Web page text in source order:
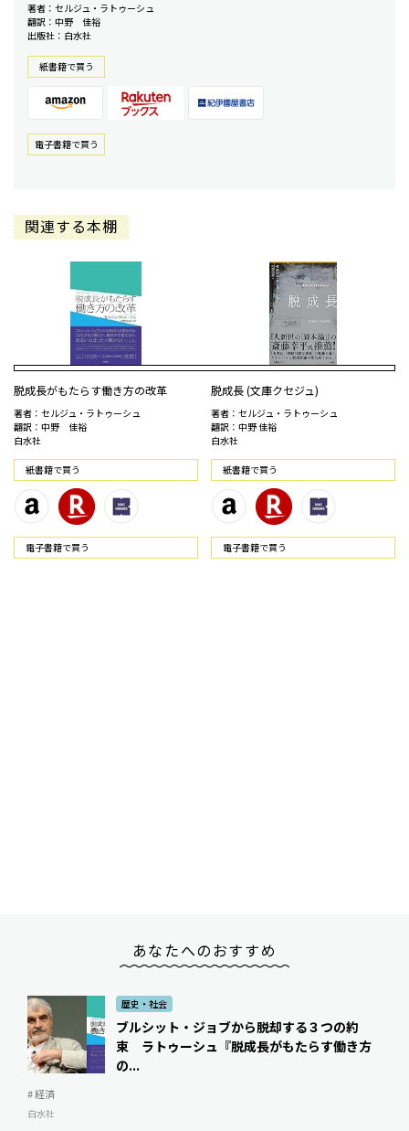
著者：セルジュ・ラトゥーシュ
翻訳：中野 佳裕
出版社：白水社
紙書籍で買う
電⼦書籍で買う
関連する本棚
脱成長がもたらす働き方の改革
著者：セルジュ・ラトゥーシュ
翻訳：中野 佳裕
白水社
紙書籍で買う
電⼦書籍で買う
脱成長 (文庫クセジュ)
著者：セルジュ・ラトゥーシュ
翻訳：中野 佳裕
白水社
紙書籍で買う
電⼦書籍で買う
あなたへのおすすめ
歴史・社会
ブルシット・ジョブから脱却する３つの約
束 ラトゥーシュ『脱成長がもたらす働き方
の...
# 経済
白水社